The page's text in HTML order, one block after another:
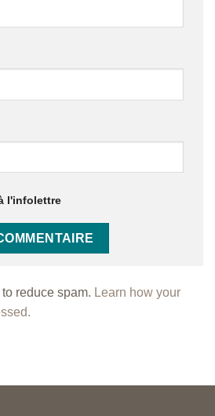
l'infolettre
reduce spam. Learn how your